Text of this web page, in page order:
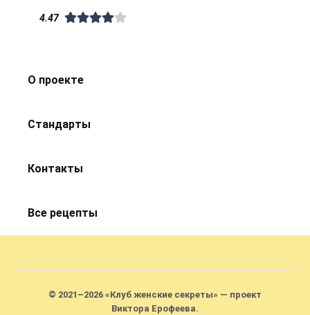
4.47
О проекте
Стандарты
Контакты
Все рецепты
© 2021–2026 «Клуб женские секреты» — проект
Виктора Ерофеева.